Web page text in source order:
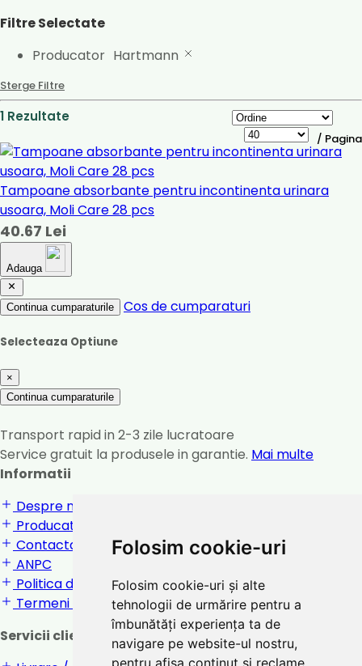
Folosim cookie-uri
Folosim cookie-uri și alte
tehnologii de urmărire pentru a
îmbunătăți experiența ta de
navigare pe website-ul nostru,
pentru afișa conținut și reclame
Filtre Selectate
Producator Hartmann
Sterge Filtre
1 Rezultate
/ Pagina
Tampoane absorbante pentru incontinenta urinara
usoara, Moli Care 28 pcs
40.67 Lei
Adauga
Continua cumparaturile Cos de cumparaturi
Selecteaza Optiune
×
Continua cumparaturile
Transport rapid in 2-3 zile lucratoare
Service gratuit la produsele in garantie. Mai multe
Informatii
Despre noi
Producatori
Contactati-ne
ANPC
Politica de confidentialitate
Termeni si conditii
Servicii clienti